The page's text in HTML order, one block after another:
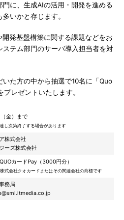
に、生成AIの活用・開発を進める
いかと存じます。
発基盤構築に関する課題などをお
テム部門のサーバ導入担当者を対
た方の中から抽選で10名に「Quo
レゼントいたします。
金）まで
し次第終了する場合があります
株式会社
ーズ株式会社
カードPay（3000円分）
式会社クオカードまたはその関連会社の商標です
務局